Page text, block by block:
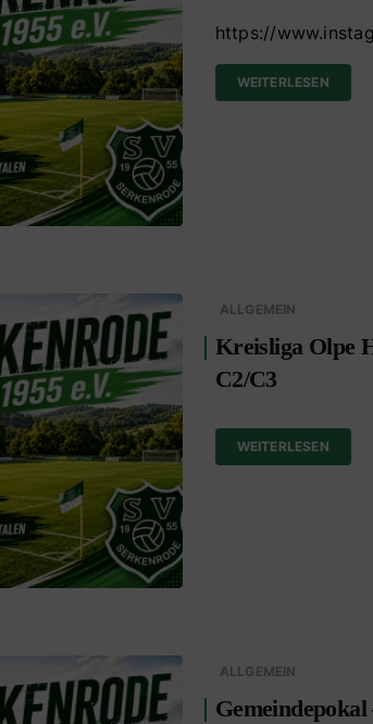
https://
WEITERLESEN
ALLGEMEIN
Kreisliga Olpe
C2/C3
WEITERLESEN
ALLGEMEIN
Gemeindepokal